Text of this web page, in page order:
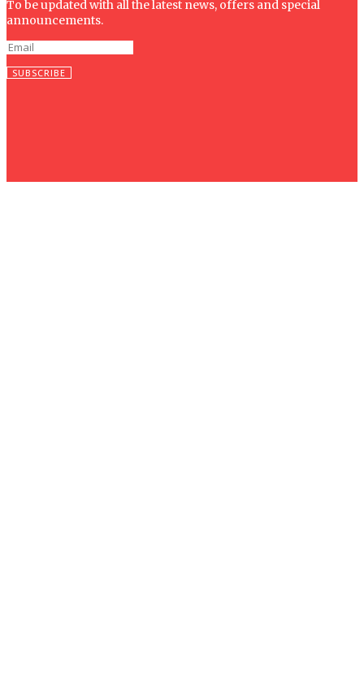
To be updated with all the latest news, offers and special
announcements.
SUBSCRIBE